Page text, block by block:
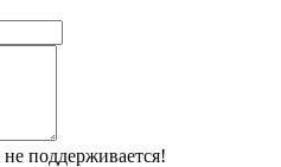
поддерживается!